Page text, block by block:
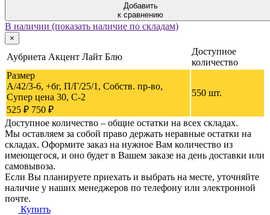
Добавить
к сравнению
В наличии (показать наличие по складам)
×
Аубриета Акцент Лайт Блю
Доступное
количество
Размер
A/42/3-6, +бг, П/Г/25/1, Собств. пр-во,
Супер цена 30, C-2
525 ₽ 750 ₽
550 шт.
Доступное количество – общие остатки на всех складах.
Мы оставляем за собой право держать неравные остатки на
складах. Оформите заказ на нужное Вам количество из
имеющегося, и оно будет в Вашем заказе на день доставки или
самовывоза.
Если Вы планируете приехать и выбрать на месте, уточняйте
наличие у наших менеджеров по телефону или электронной
почте.
Купить